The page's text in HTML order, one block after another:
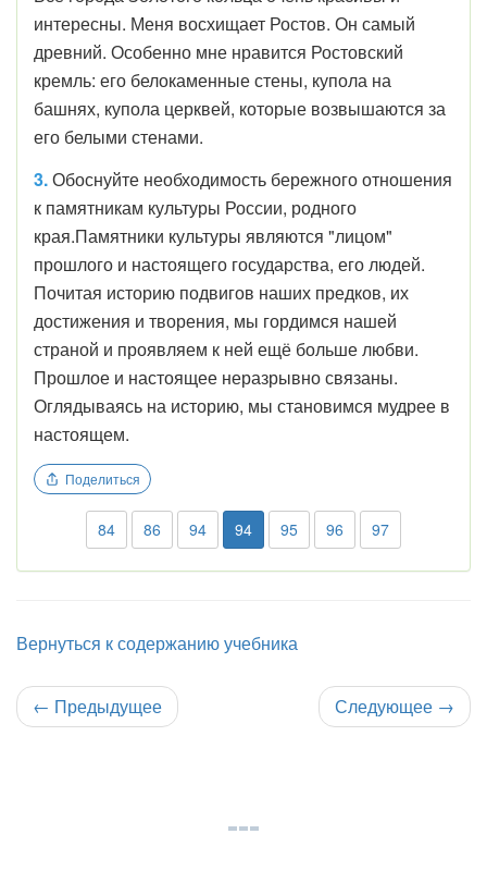
интересны. Меня восхищает Ростов. Он самый
древний. Особенно мне нравится Ростовский
кремль: его белокаменные стены, купола на
башнях, купола церквей, которые возвышаются за
его белыми стенами.
3.Обоснуйте необходимость бережного отношения
к памятникам культуры России, родного
края.Памятники культуры являются "лицом"
прошлого и настоящего государства, его людей.
Почитая историю подвигов наших предков, их
достижения и творения, мы гордимся нашей
страной и проявляем к ней ещё больше любви.
Прошлое и настоящее неразрывно связаны.
Оглядываясь на историю, мы становимся мудрее в
настоящем.
Поделиться
84 86 94 94 95 96 97
Вернуться к содержанию учебника
← Предыдущее Следующее →